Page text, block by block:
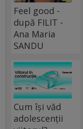
Feel good -
după FILIT -
Ana Maria
SANDU
Cum își văd
adolescenții